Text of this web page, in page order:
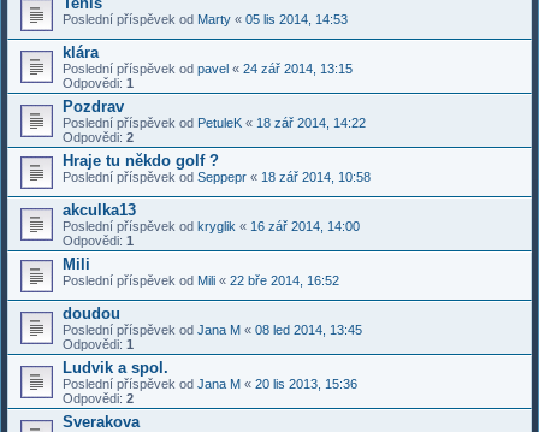
Poslední příspěvek od Marty « 05 lis 2014, 14:53
klára
Poslední příspěvek od pavel « 24 zář 2014, 13:15
Odpovědi: 1
Pozdrav
Poslední příspěvek od PetuleK « 18 zář 2014, 14:22
Odpovědi: 2
Hraje tu někdo golf ?
Poslední příspěvek od Seppepr « 18 zář 2014, 10:58
akculka13
Poslední příspěvek od kryglik « 16 zář 2014, 14:00
Odpovědi: 1
Mili
Poslední příspěvek od Mili « 22 bře 2014, 16:52
doudou
Poslední příspěvek od Jana M « 08 led 2014, 13:45
Odpovědi: 1
Ludvik a spol.
Poslední příspěvek od Jana M « 20 lis 2013, 15:36
Odpovědi: 2
Sverakova